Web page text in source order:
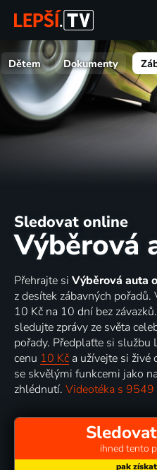
Dětem Dokumenty
Sledovat online
Výběrová
Přehrajte si Výběrová auta
z desítek zábavných
10 Kč na 10 dní bez
sledujte zprávy ze světa
pořady. Předplaťte si službu
cenu 10 Kč a užívejte si
se skvělými funkcemi jako
zhlédnutí. Videotéka s
ihned tento